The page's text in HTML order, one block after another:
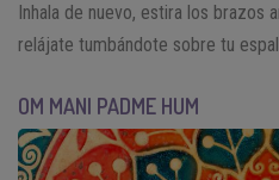
Inhala de nuevo, estira los brazos
relájate tumbándote sobre tu
OM MANI PADME HUM